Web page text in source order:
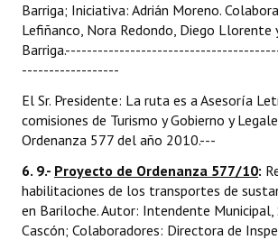
Barriga; Iniciativa: Adrián Moreno.
Lefiñanco, Nora Redondo, Diego Llorente
------------------
El Sr. Presidente: La ruta es a Asesoría
comisiones de Turismo y Gobierno y
Ordenanza 577 del año 2010.---
6. 9.- Proyecto de Ordenanza 577/10:
habilitaciones de los transportes de
en Bariloche. Autor: Intendente Municipal,
Cascón; Colaboradores: Directora de